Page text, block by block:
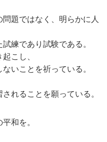
題ではなく、明らかに人
練であり試験である。
こし、
いことを祈っている。
れることを願っている。
和を。